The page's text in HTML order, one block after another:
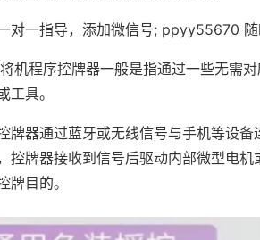
对一指导，添加微信号; ppyy55670 随
机程序控牌器一般是指通过一些无需
具。
牌器通过蓝牙或无线信号与手机等设备
控牌器接收到信号后驱动内部微型电机
目的。